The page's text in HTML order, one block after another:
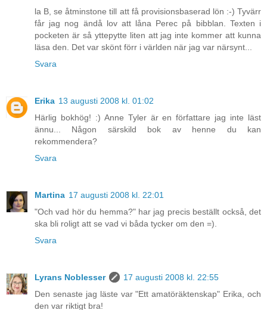
la B, se åtminstone till att få provisionsbaserad lön :-) Tyvärr
får jag nog ändå lov att låna Perec på bibblan. Texten i
pocketen är så yttepytte liten att jag inte kommer att kunna
läsa den. Det var skönt förr i världen när jag var närsynt...
Svara
Erika 13 augusti 2008 kl. 01:02
Härlig bokhög! :) Anne Tyler är en författare jag inte läst
ännu... Någon särskild bok av henne du kan
rekommendera?
Svara
Martina 17 augusti 2008 kl. 22:01
"Och vad hör du hemma?" har jag precis beställt också, det
ska bli roligt att se vad vi båda tycker om den =).
Svara
Lyrans Noblesser
17 augusti 2008 kl. 22:55
Den senaste jag läste var "Ett amatöräktenskap" Erika, och
den var riktigt bra!